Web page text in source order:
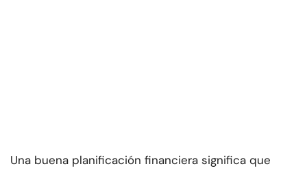
Una buena planificación financiera significa que